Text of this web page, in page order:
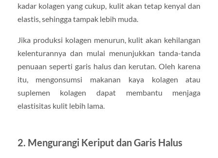
kadar kolagen yang cukup, kulit akan tetap kenyal dan
elastis, sehingga tampak lebih muda.
Jika produksi kolagen menurun, kulit akan kehilangan
kelenturannya dan mulai menunjukkan tanda-tanda
penuaan seperti garis halus dan kerutan. Oleh karena
itu, mengonsumsi makanan kaya kolagen atau
suplemen kolagen dapat membantu menjaga
elastisitas kulit lebih lama.
2. Mengurangi Keriput dan Garis Halus